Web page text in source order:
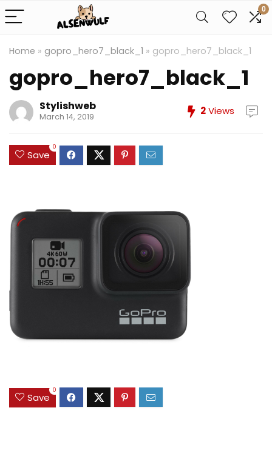
0
Home » gopro_hero7_black_1 » gopro_hero7_black_1
gopro_hero7_black_1
Stylishweb
March 14, 2019 2Views
Save
0
Save
0